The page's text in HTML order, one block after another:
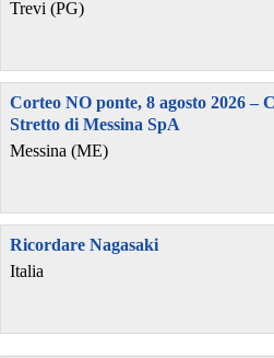
Trevi (PG)
Corteo NO ponte, 8 agosto 2026 –
Stretto di Messina SpA
Messina (ME)
Ricordare Nagasaki
Italia